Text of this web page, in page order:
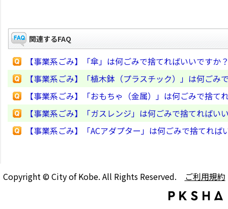
関連するFAQ
【事業系ごみ】「傘」は何ごみで捨てればいいですか
【事業系ごみ】「植木鉢（プラスチック）」は何ごみ
【事業系ごみ】「おもちゃ（金属）」は何ごみで捨て
【事業系ごみ】「ガスレンジ」は何ごみで捨てればい
【事業系ごみ】「ACアダプター」は何ごみで捨てれば
Copyright © City of Kobe. All Rights Reserved. ご利用規約